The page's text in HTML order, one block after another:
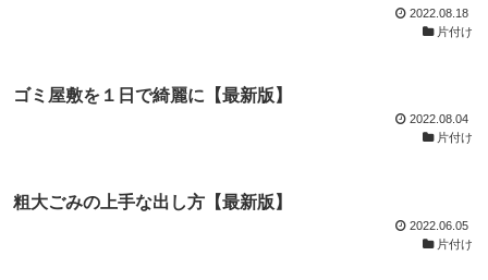
2022.08.18
片付け
ゴミ屋敷を１日で綺麗に【最新版】
2022.08.04
片付け
粗大ごみの上手な出し方【最新版】
2022.06.05
片付け